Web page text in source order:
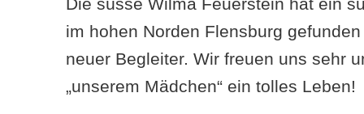
im hohen Norden Flensburg
neuer Begleiter. Wir freuen uns sehr
„unserem Mädchen“ ein tolles Leben!